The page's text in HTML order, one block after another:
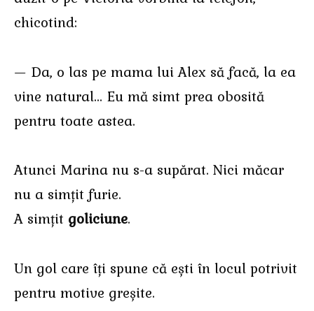
chicotind:
— Da, o las pe mama lui Alex să facă, la ea
vine natural… Eu mă simt prea obosită
pentru toate astea.
Atunci Marina nu s-a supărat. Nici măcar
nu a simțit furie.
A simțit goliciune.
Un gol care îți spune că ești în locul potrivit
pentru motive greșite.